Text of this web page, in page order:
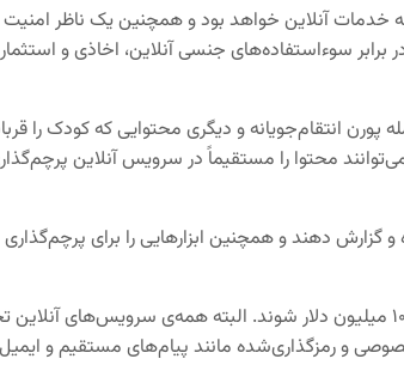
آنلاین خواهد بود و همچنین یک ناظر امنیت
سوء‌استفاده‌های جنسی آنلاین، اخاذی و
انتقام‌جویانه و دیگری محتوایی که کودک را
محتوا را مستقیماً در سرویس آنلاین
دهند و همچنین ابزارهایی را برای
سرویس‌های آنلاینی که قوانین را رعایت نکنند ممکن است مشمول جریمه‌های شدید تا شش درصد از درآمد جهانی یا ۱۰
و رمزگذاری‌شده مانند پیام‌های مستقیم و